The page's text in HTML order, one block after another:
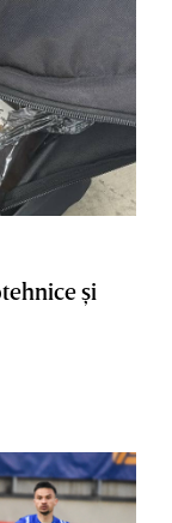
şi